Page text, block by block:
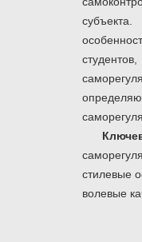
стилевые
волевые